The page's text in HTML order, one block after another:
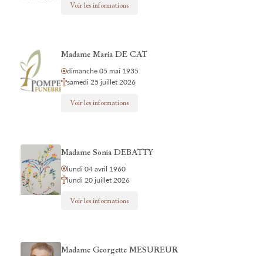
Voir les informations
Madame Maria DE CAT
dimanche 05 mai 1935
samedi 25 juillet 2026
Voir les informations
Madame Sonia DEBATTY
lundi 04 avril 1960
lundi 20 juillet 2026
Voir les informations
Madame Georgette MESUREUR